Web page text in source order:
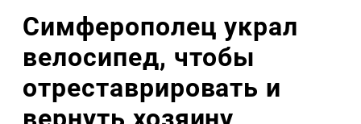
Симферополец украл
велосипед, чтобы
отреставрировать и